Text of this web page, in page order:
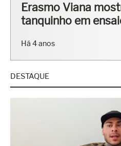
Erasmo Viana
tanquinho em
Há 4 anos
DESTAQUE